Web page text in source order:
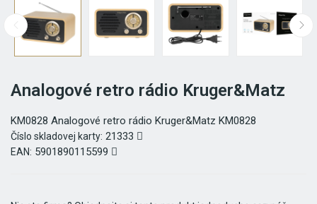
Analogové retro rádio Kruger&Matz
KM0828 Analogové retro rádio Kruger&Matz KM0828
Číslo skladovej karty: 21333
EAN: 5901890115599